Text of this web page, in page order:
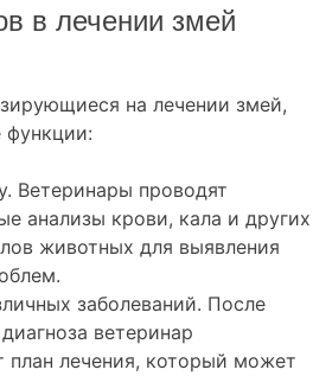
в лечении змей
на лечении змей,
Ветеринары проводят
анализы крови, кала и других
животных для выявления
заболеваний. После
ветеринар
план лечения, который может